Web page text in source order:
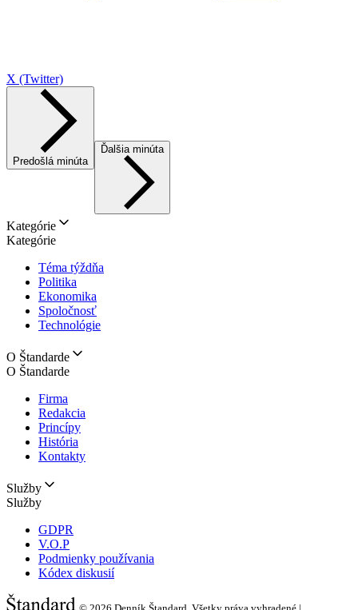
X (Twitter)
Predošlá minúta
Ďalšia minúta
Kategórie
Kategórie
Téma týždňa
Politika
Ekonomika
Spoločnosť
Technológie
O Štandarde
O Štandarde
Firma
Redakcia
Princípy
História
Kontakty
Služby
Služby
GDPR
V.O.P
Podmienky používania
Kódex diskusií